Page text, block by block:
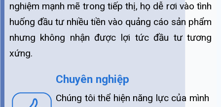
nghiệm mạnh mẽ trong tiếp thị, họ dễ rơi vào tình
huống đầu tư nhiều tiền vào quảng cáo sản phẩm
nhưng không nhận được lợi tức đầu tư tương
xứng.
Chuyên nghiệp
Chúng tôi thể hiện năng lực của mình